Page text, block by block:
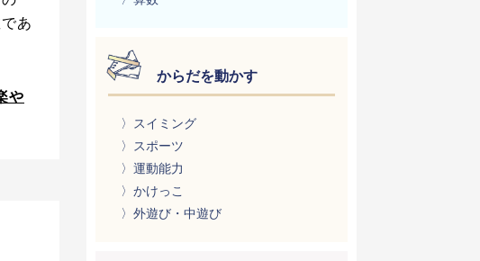
あ
や
からだを動かす
〉スイミング
〉スポーツ
〉運動能力
〉かけっこ
〉外遊び・中遊び